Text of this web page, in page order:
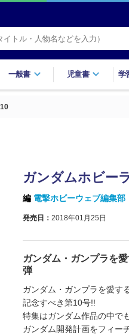
一般書 児童書 学
ガンダムホビー
編 電撃ホビーウェブ編集部
発売日： 2018年01月25日
ガンダム・ガンプラを
弾
ガンダム・ガンプラを愛す
記念すべき第10号!!
特集はガンダム作品の中で
ガンダム開発計画をフィー